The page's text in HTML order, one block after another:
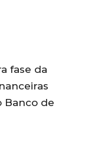
fase da
Banco de